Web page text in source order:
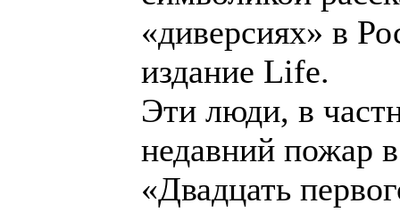
«диверсиях» в
издание Life.
Эти люди, в
недавний пожар
«Двадцать